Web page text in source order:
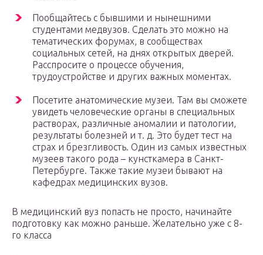
Пообщайтесь с бывшими и нынешними
студентами медвузов. Сделать это можно на
тематических форумах, в сообществах
социальных сетей, на днях открытых дверей.
Расспросите о процессе обучения,
трудоустройстве и других важных моментах.
Посетите анатомические музеи. Там вы сможете
увидеть человеческие органы в специальных
растворах, различные аномалии и патологии,
результаты болезней и т. д. Это будет тест на
страх и брезгливость. Один из самых известных
музеев такого рода – кунсткамера в Санкт-
Петербурге. Также такие музеи бывают на
кафедрах медицинских вузов.
В медицинский вуз попасть не просто, начинайте
подготовку как можно раньше. Желательно уже с 8-
го класса